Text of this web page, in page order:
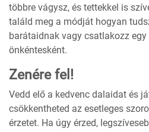
többre vágysz, és tettekkel is
találd meg a módját hogyan
barátaidnak vagy csatlakozz egy
önkéntesként.
Zenére fel!
Vedd elő a kedvenc dalaidat és
csökkentheted az esetleges
érzetet. Ha úgy érzed,